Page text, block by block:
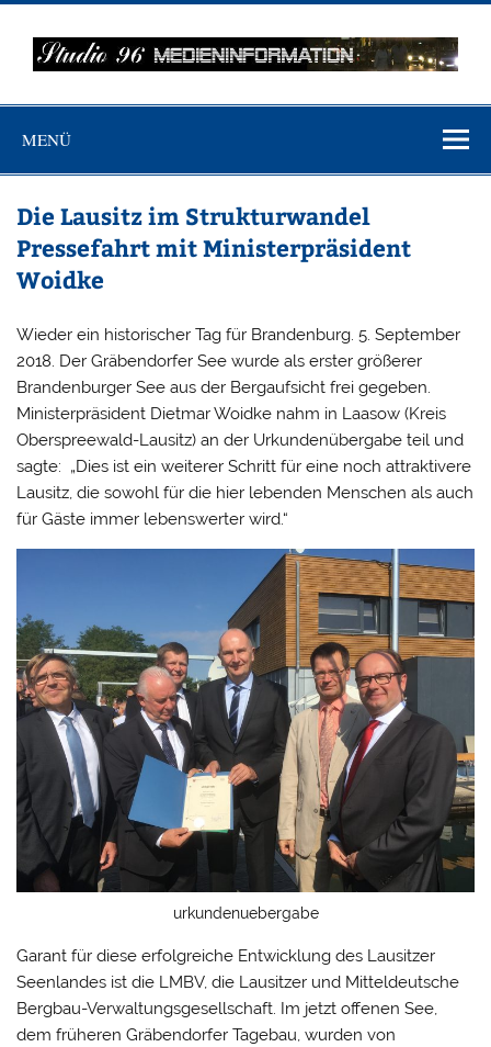
Zum
springen
MEDIENINFO-
BERLIN
MENÜ
Die Lausitz im Strukturwandel
Pressefahrt mit Ministerpräsident
Woidke
Wieder ein historischer Tag für Brandenburg. 5. September
2018. Der Gräbendorfer See wurde als erster größerer
Brandenburger See aus der Bergaufsicht frei gegeben.
Ministerpräsident Dietmar Woidke nahm in Laasow (Kreis
Oberspreewald-Lausitz) an der Urkundenübergabe teil und
sagte: „Dies ist ein weiterer Schritt für eine noch attraktivere
Lausitz, die sowohl für die hier lebenden Menschen als auch
für Gäste immer lebenswerter wird.“
urkundenuebergabe
Garant für diese erfolgreiche Entwicklung des Lausitzer
Seenlandes ist die LMBV, die Lausitzer und Mitteldeutsche
Bergbau-Verwaltungsgesellschaft. Im jetzt offenen See,
dem früheren Gräbendorfer Tagebau, wurden von